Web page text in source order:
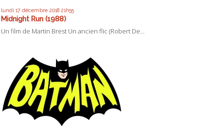
lundi 17 décembre 2018 21h55
Midnight Run (1988)
Un film de Martin Brest Un ancien flic (Robert De...